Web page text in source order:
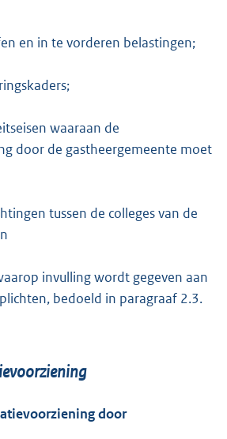
en in te vorderen belastingen;
waaraan de
door de gastheergemeente moet
tussen de colleges van de
invulling wordt gegeven aan
bedoeld in paragraaf 2.3.
door